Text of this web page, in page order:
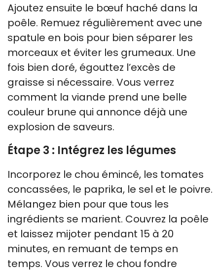
Ajoutez ensuite le bœuf haché dans la
poêle. Remuez régulièrement avec une
spatule en bois pour bien séparer les
morceaux et éviter les grumeaux. Une
fois bien doré, égouttez l’excès de
graisse si nécessaire. Vous verrez
comment la viande prend une belle
couleur brune qui annonce déjà une
explosion de saveurs.
Étape 3 : Intégrez les légumes
Incorporez le chou émincé, les tomates
concassées, le paprika, le sel et le poivre.
Mélangez bien pour que tous les
ingrédients se marient. Couvrez la poêle
et laissez mijoter pendant 15 à 20
minutes, en remuant de temps en
temps. Vous verrez le chou fondre